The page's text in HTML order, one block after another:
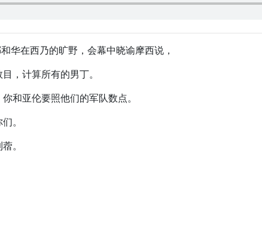
华在西乃的旷野，会幕中晓谕摩西说，
，计算所有的男丁。
和亚伦要照他们的军队数点。
。
。